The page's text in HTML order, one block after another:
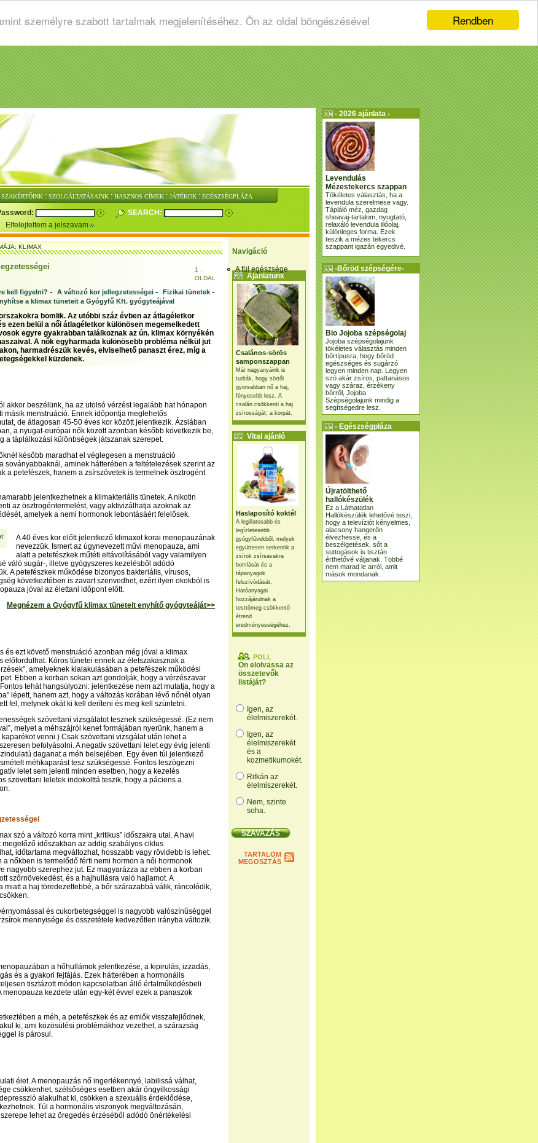
Rendben
személyre szabott tartalmak megjelenítéséhez. Ön az oldal böngészésével
SZAKÉRTŐINK : SZOLGÁLTATÁSAINK : HASZNOS CÍMEK : JÁTÉKOK : EGÉSZSÉGPLÁZA
SEARCH:
Elfelejtettem a jelszavam
Navigáció
A fül egészsége
Ajánlatunk
Csalános-sörös
samponszappan
Már nagyanyáink is
tudták, hogy sörtől
gyorsabban nő a haj,
fényesebb lesz. A
csalán csökkenti a haj
zsírosságát, a korpát.
Vital ajánló
Haslaposító koktél
A legillatosabb és
legízletesebb
gyógyfűvekből, melyek
együttesen serkentik a
zsírok zsírsavakra
bomlását és a
tápanyagok
felszívódását.
Hatóanyagai
hozzájárulnak a
testtömeg csökkentő
étrend
eredményességéhez.
POLL
Ön elolvassa az
összetevők
listáját?
Igen, az
élelmiszerekét.
Igen, az
élelmiszerekét
és a
kozmetikumokét.
Ritkán az
élelmiszerekét.
Nem, szinte
soha.
TARTALOM
MEGOSZTÁS
KLIMAX
1 .
OLDAL
kell figyelni? - A változó kor jellegzetességei - Fizikai tünetek -
a klimax tüneteit a Gyógyfű Kft. gyógyteájával
bomlik. Az utóbbi száz évben az átlagéletkor
ezen belül a női átlagéletkor különösen megemelkedett
egyre gyakrabban találkoznak az ún. klimax környékén
A nők egyharmada különösebb probléma nélkül jut
harmadrészük kevés, elviselhető panaszt érez, míg a
küzdenek.
akkor beszélünk, ha az utolsó vérzést legalább hat hónapon
másik menstruáció. Ennek időpontja meglehetős
de átlagosan 45-50 éves kor között jelentkezik. Ázsiában
a nyugat-európai nők között azonban később következik be,
a táplálkozási különbségek játszanak szerepet.
később maradhat el véglegesen a menstruáció
soványabbaknál, aminek hátterében a feltételezések szerint az
a petefészek, hanem a zsírszövetek is termelnek ösztrogént
jelentkezhetnek a klimakteriális tünetek. A nikotin
az ösztrogéntermelést, vagy aktivizálhatja azoknak az
amelyek a nemi hormonok lebontásáért felelősek.
A 40 éves kor előtt jelentkező klimaxot korai menopauzának
nevezzük. Ismert az úgynevezett művi menopauza, ami
alatt a petefészkek műtéti eltávolításából vagy valamilyen
váló sugár-, illetve gyógyszeres kezelésből adódó
A petefészkek működése bizonyos bakteriális, vírusos,
következtében is zavart szenvedhet, ezért ilyen okokból is
jóval az élettani időpont előtt.
Megnézem a Gyógyfű klimax tüneteit enyhítő gyógyteáját>>
és ezt követő menstruáció azonban még jóval a klimax
előfordulhat. Kóros tünetei ennek az életszakasznak a
amelyeknek kialakulásában a petefészek működési
Ebben a korban sokan azt gondolják, hogy a vérzészavar
tehát hangsúlyozni: jelentkezése nem azt mutatja, hogy a
lépett, hanem azt, hogy a változás korában lévő nőnél olyan
fel, melynek okát ki kell deríteni és meg kell szüntetni.
szövettani vizsgálatot tesznek szükségessé. (Ez nem
melyet a méhszájról kenet formájában nyerünk, hanem a
venni.) Csak szövettani vizsgálat után lehet a
befolyásolni. A negatív szövettani lelet egy évig jelenti
daganat a méh belsejében. Egy éven túl jelentkező
méhkaparást tesz szükségessé. Fontos leszögezni
lelet sem jelenti minden esetben, hogy a kezelés
szövettani leletek indokolttá teszik, hogy a páciens a
szó a változó korra mint „kritikus” időszakra utal. A havi
megelőző időszakban az addig szabályos ciklus
időtartama megváltozhat, hosszabb vagy rövidebb is lehet.
a nőkben is termelődő férfi nemi hormon a női hormonok
nagyobb szerephez jut. Ez magyarázza az ebben a korban
szőrnövekedést, és a hajhullásra való hajlamot. A
miatt a haj töredezettebbé, a bőr szárazabbá válik, ráncolódik,
és cukorbetegséggel is nagyobb valószínűséggel
mennyisége és összetétele kedvezőtlen irányba változik.
a hőhullámok jelentkezése, a kipirulás, izzadás,
és a gyakori fejfájás. Ezek hátterében a hormonális
tisztázott módon kapcsolatban álló érfalműködésbeli
menopauza kezdete után egy-két évvel ezek a panaszok
a méh, a petefészkek és az emlők visszafejlődnek,
ki, ami közösülési problémákhoz vezethet, a szárazság
is párosul.
élet. A menopauzás nő ingerlékennyé, labilissá válhat,
csökkenhet, szélsőséges esetben akár öngyilkossági
alakulhat ki, csökken a szexuális érdeklődése,
Túl a hormonális viszonyok megváltozásán,
lehet az öregedés érzéséből adódó önértékelési
- 2026 ajánlata -
Levendulás
Mézestekercs szappan
Tökéletes választás, ha a
levendula szerelmese vagy.
Tápláló méz, gazdag
sheavaj-tartalom, nyugtató,
relaxáló levendula illóolaj,
különleges forma. Ezek
teszik a mézes tekercs
szappant igazán egyedivé.
-Bőröd szépségére-
Bio Jojoba szépségolaj
Jojoba szépségolajunk
tökéletes választás minden
bőrtípusra, hogy bőröd
egészséges és sugárzó
legyen minden nap. Legyen
szó akár zsíros, pattanásos
vagy száraz, érzékeny
bőrről, Jojoba
Szépségolajunk mindig a
segítségedre lesz.
- Egészségpláza
ajánlatunk -
Újratölthető
hallókészülék
Ez a Láthatatlan
Hallókészülék lehetővé teszi,
hogy a televíziót kényelmes,
alacsony hangerőn
élvezhesse, és a
beszélgetések, sőt a
suttogások is tisztán
érthetővé váljanak. Többé
nem marad le arról, amit
mások mondanak.